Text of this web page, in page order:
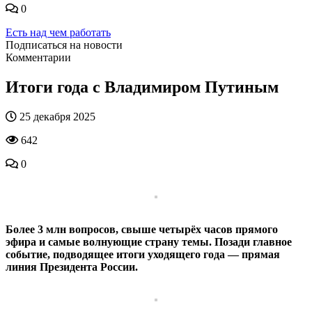
0
Есть над чем работать
Подписаться на новости
Комментарии
Итоги года с Владимиром Путиным
25 декабря 2025
642
0
Более 3 млн вопросов, свыше четырёх часов прямого
эфира и самые волнующие страну темы. Позади главное
событие, подводящее итоги уходящего года — прямая
линия Президента России.